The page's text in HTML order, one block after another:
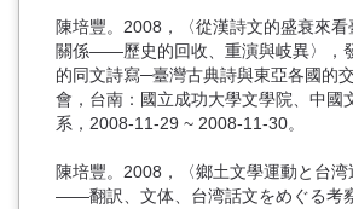
陳培豐。2008，〈從漢詩文的盛衰來
關係——歷史的回收、重演與岐異〉，
的同文詩寫─臺灣古典詩與東亞各國的
會，台南：國立成功大學文學院、中國
系，2008-11-29 ~ 2008-11-30。
陳培豐。2008，〈鄉土文學運動と台
――翻訳、文体、台湾話文をめぐる考